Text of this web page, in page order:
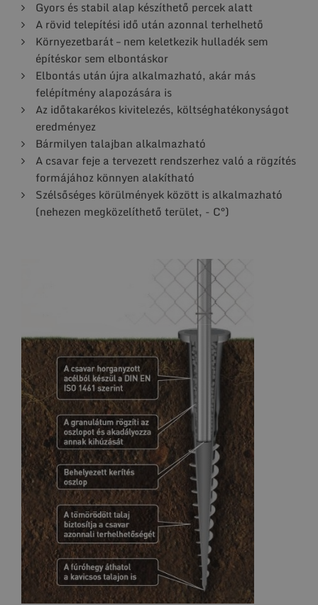
Gyors és stabil alap készíthető percek alatt
A rövid telepítési idő után azonnal terhelhető
Környezetbarát – nem keletkezik hulladék sem
építéskor sem elbontáskor
Elbontás után újra alkalmazható, akár más
felépítmény alapozására is
Az időtakarékos kivitelezés, költséghatékonyságot
eredményez
Bármilyen talajban alkalmazható
A csavar feje a tervezett rendszerhez való a rögzítés
formájához könnyen alakítható
Szélsőséges körülmények között is alkalmazható
(nehezen megközelíthető terület, - C°)